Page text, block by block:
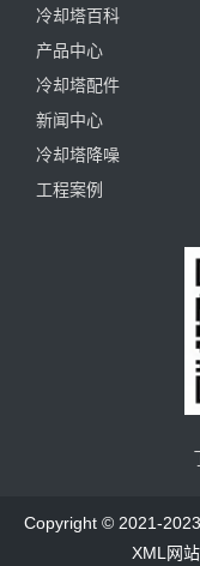
冷却塔百科
产品中心
冷却塔配件
新闻中心
冷却塔降噪
工程案例
Copyright © 2021-
XML网